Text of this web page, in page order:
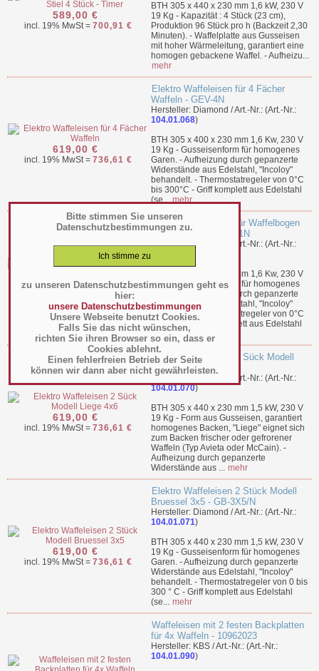
Bitte stimmen Sie unseren
Datenschutzbestimmungen zu.
zu unseren Datenschutzbestimmungen geht es
hier:
unsere Datenschutzbestimmungen
Unsere Webseite benutzt Cookies.
Falls Sie das nicht wünschen,
richten Sie ihren Browser so ein, dass er
Cookies ablehnt.
Einen fehlerfreien Betrieb der Seite
können wir dann aber nicht gewährleisten.
589,00 €
incl. 19% MwSt = 700,91 €
BTH 305 x 440 x 230 mm 1,6 kW, 230 V
19 Kg - Kapazität : 4 Stück (23 cm),
Produktion 96 Stück pro h (Backzeit 2,30
Minuten). - Waffelplatte aus Gusseisen
mit hoher Wärmeleitung, garantiert eine
homogen gebackene Waffel. - Aufheizu...
mehr
619,00 €
incl. 19% MwSt = 736,61 €
Elektro Waffeleisen für 4 Fächer
Waffeln - GEV-4N
Hersteller: Diamond / Art.-Nr.: (Art.-Nr.:
104.01.068)
BTH 305 x 400 x 230 mm 1,6 Kw, 230 V
19 Kg - Gusseisenform für homogenes
Garen. - Aufheizung durch gepanzerte
Widerstände aus Edelstahl, "Incoloy"
behandelt. - Thermostatregeler von 0°C
bis 300°C - Griff komplett aus Edelstahl
(se...mehr
619,00 €
736,61 €
Elektro Waffeleisen für Waffelbogen
und Hörnchen - GFC-1N
Hersteller: Diamond / Art.-Nr.: (Art.-Nr.:
BTH 305 x 400 x 230 mm 1,6 Kw, 230 V
19 Kg - Gusseisenform für homogenes
Garen. - Aufheizung durch gepanzerte
Widerstände aus Edelstahl, "Incoloy"
behandelt. - Thermostatregeler von 0°C
bis 300°C - Griff komplett aus Edelstahl
(se...mehr
619,00 €
incl. 19% MwSt = 736,61 €
Elektro Waffeleisen 2 Sück Modell
Liege 4x6 - GL-4X6/N
Hersteller: Diamond / Art.-Nr.: (Art.-Nr.:
104.01.070)
BTH 305 x 440 x 230 mm 1,5 kW, 230 V
19 Kg - Form aus Gusseisen, garantiert
homogenes Backen, "Liege" eignet sich
zum Backen frischer oder gefrorener
Waffeln (Typ Avieta oder McCain). -
Aufheizung durch gepanzerte
Widerstände aus ... mehr
619,00 €
incl. 19% MwSt = 736,61 €
Elektro Waffeleisen 2 Stück Modell
Bruessel 3x5 - GB-3X5/N
Hersteller: Diamond / Art.-Nr.: (Art.-Nr.:
104.01.071)
BTH 305 x 440 x 230 mm 1,5 kW, 230 V
19 Kg - Gusseisenform für homogenes
Garen. - Aufheizung durch gepanzerte
Widerstände aus Edelstahl, "Incoloy"
behandelt. - Thermostatregeler von 0 bis
300 ° C - Griff komplett aus Edelstahl
(se... mehr
Waffeleisen mit 2 festen Backplatten
für 4x Waffeln - 10962023
Hersteller: KBS / Art.-Nr.: (Art.-Nr.:
104.01.090)